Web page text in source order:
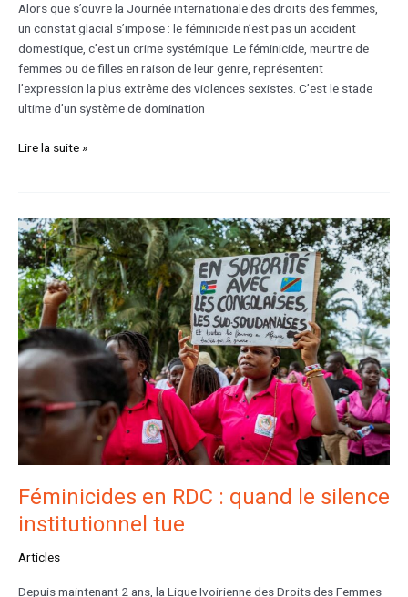
Alors que s’ouvre la Journée internationale des droits des femmes,
un constat glacial s’impose : le féminicide n’est pas un accident
domestique, c’est un crime systémique. Le féminicide, meurtre de
femmes ou de filles en raison de leur genre, représentent
l’expression la plus extrême des violences sexistes. C’est le stade
ultime d’un système de domination
Lire la suite »
Féminicides en RDC : quand le silence
institutionnel tue
Articles
Depuis maintenant 2 ans, la Ligue Ivoirienne des Droits des Femmes
Féminicides
en
RDC
:
quand
le
silence
institutionnel
tue